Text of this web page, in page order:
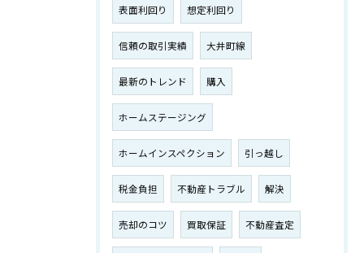
表面利回り 想定利回り
信頼の取引実績 大井町線
最新のトレンド 購入
ホームステージング
ホームインスペクション 引っ越し
税金負担 不動産トラブル 解決
売却のコツ 買取保証 不動産査定